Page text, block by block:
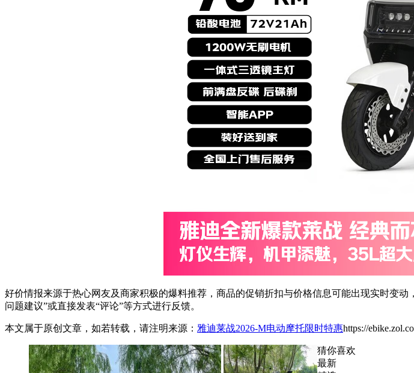
好价情报来源于热心网友及商家积极的爆料推荐，商品的促销折扣与价格信息可能出现实时变
问题建议”或直接发表“评论”等方式进行反馈。
本文属于原创文章，如若转载，请注明来源： 雅迪莱战2026-M电动摩托限时特惠https://
猜你喜欢
最新